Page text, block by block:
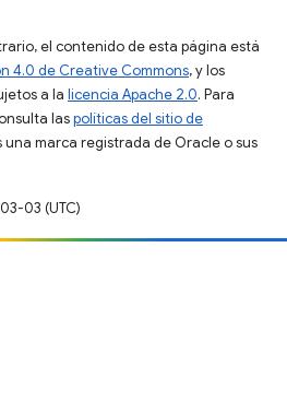
el contenido de esta página está
4.0 de Creative Commons, y los
a la licencia Apache 2.0. Para
laspolíticas del sitio de
una marca registrada de Oracle o sus
03 (UTC)